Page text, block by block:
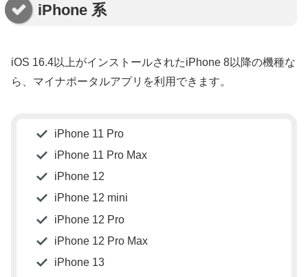
iPhone 系
iOS 16.4以上がインストールされたiPhone 8以降の機種な
ら、マイナポータルアプリを利用できます。
iPhone 11 Pro
iPhone 11 Pro Max
iPhone 12
iPhone 12 mini
iPhone 12 Pro
iPhone 12 Pro Max
iPhone 13